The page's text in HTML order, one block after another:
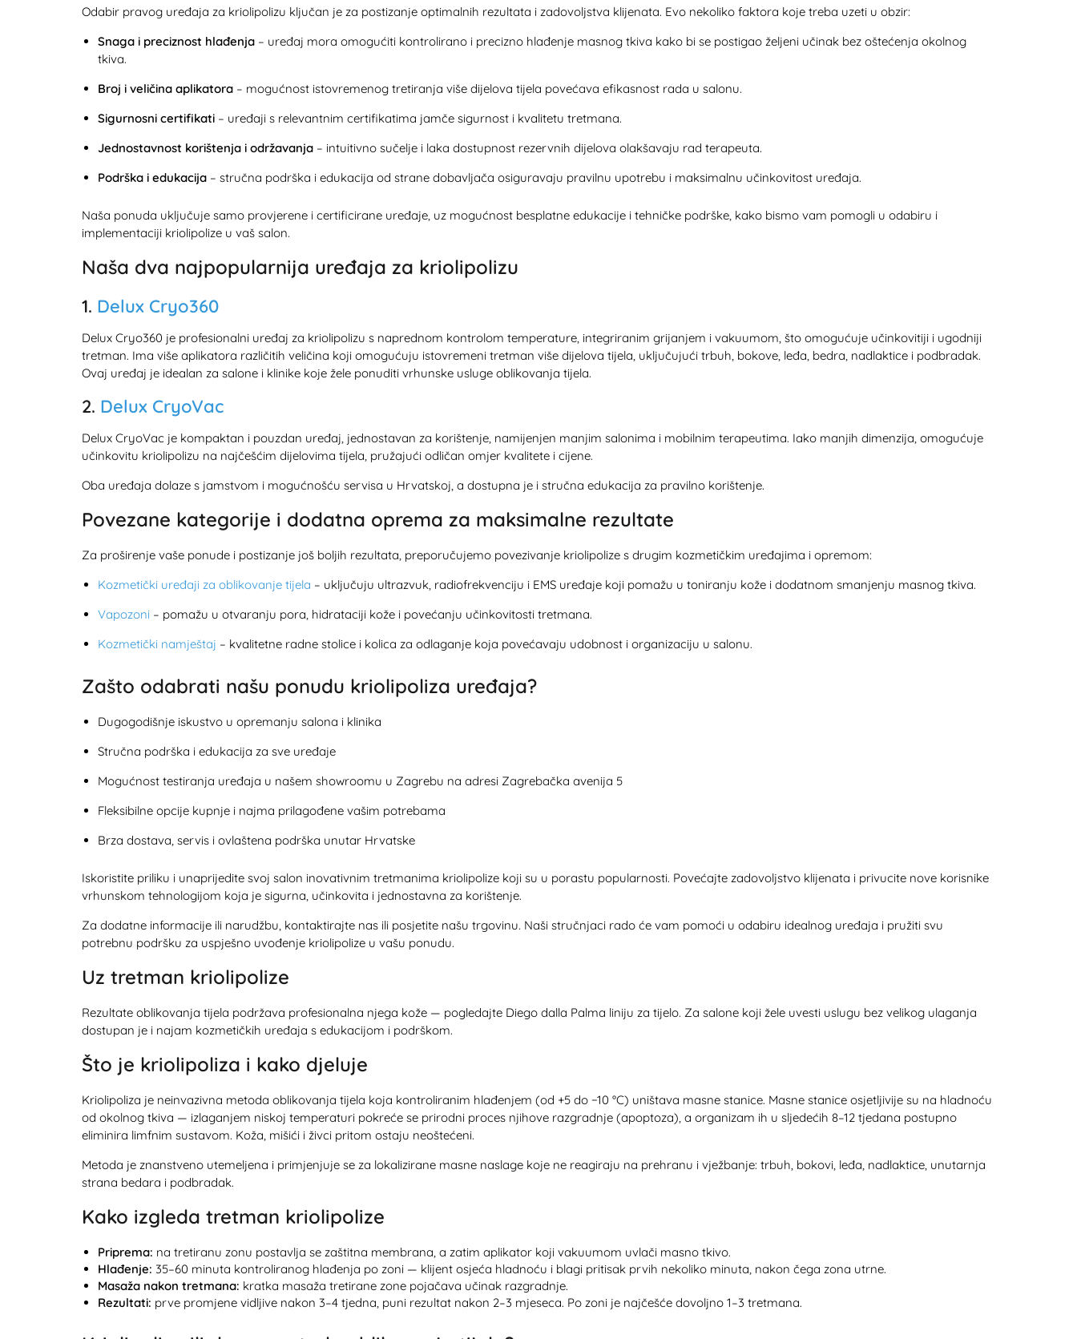
Odabir pravog uređaja za kriolipolizu ključan je za postizanje optimalnih rezultata i zadovoljstva klijenata. Evo nekoliko faktora koje treba uzeti u obzir:
Snaga i preciznost hlađenja – uređaj mora omogućiti kontrolirano i precizno hlađenje masnog tkiva kako bi se postigao željeni učinak bez oštećenja okolnog
tkiva.
Broj i veličina aplikatora – mogućnost istovremenog tretiranja više dijelova tijela povećava efikasnost rada u salonu.
Sigurnosni certifikati – uređaji s relevantnim certifikatima jamče sigurnost i kvalitetu tretmana.
Jednostavnost korištenja i održavanja – intuitivno sučelje i laka dostupnost rezervnih dijelova olakšavaju rad terapeuta.
Podrška i edukacija – stručna podrška i edukacija od strane dobavljača osiguravaju pravilnu upotrebu i maksimalnu učinkovitost uređaja.
Naša ponuda uključuje samo provjerene i certificirane uređaje, uz mogućnost besplatne edukacije i tehničke podrške, kako bismo vam pomogli u odabiru i
implementaciji kriolipolize u vaš salon.
Naša dva najpopularnija uređaja za kriolipolizu
1. Delux Cryo360
Delux Cryo360 je profesionalni uređaj za kriolipolizu s naprednom kontrolom temperature, integriranim grijanjem i vakuumom, što omogućuje učinkovitiji i ugodniji
tretman. Ima više aplikatora različitih veličina koji omogućuju istovremeni tretman više dijelova tijela, uključujući trbuh, bokove, leđa, bedra, nadlaktice i podbradak.
Ovaj uređaj je idealan za salone i klinike koje žele ponuditi vrhunske usluge oblikovanja tijela.
2. Delux CryoVac
Delux CryoVac je kompaktan i pouzdan uređaj, jednostavan za korištenje, namijenjen manjim salonima i mobilnim terapeutima. Iako manjih dimenzija, omogućuje
učinkovitu kriolipolizu na najčešćim dijelovima tijela, pružajući odličan omjer kvalitete i cijene.
Oba uređaja dolaze s jamstvom i mogućnošću servisa u Hrvatskoj, a dostupna je i stručna edukacija za pravilno korištenje.
Povezane kategorije i dodatna oprema za maksimalne rezultate
Za proširenje vaše ponude i postizanje još boljih rezultata, preporučujemo povezivanje kriolipolize s drugim kozmetičkim uređajima i opremom:
Kozmetički uređaji za oblikovanje tijela – uključuju ultrazvuk, radiofrekvenciju i EMS uređaje koji pomažu u toniranju kože i dodatnom smanjenju masnog tkiva.
Vapozoni – pomažu u otvaranju pora, hidrataciji kože i povećanju učinkovitosti tretmana.
Kozmetički namještaj – kvalitetne radne stolice i kolica za odlaganje koja povećavaju udobnost i organizaciju u salonu.
Zašto odabrati našu ponudu kriolipoliza uređaja?
Dugogodišnje iskustvo u opremanju salona i klinika
Stručna podrška i edukacija za sve uređaje
Mogućnost testiranja uređaja u našem showroomu u Zagrebu na adresi Zagrebačka avenija 5
Fleksibilne opcije kupnje i najma prilagođene vašim potrebama
Brza dostava, servis i ovlaštena podrška unutar Hrvatske
Iskoristite priliku i unaprijedite svoj salon inovativnim tretmanima kriolipolize koji su u porastu popularnosti. Povećajte zadovoljstvo klijenata i privucite nove korisnike
vrhunskom tehnologijom koja je sigurna, učinkovita i jednostavna za korištenje.
Za dodatne informacije ili narudžbu, kontaktirajte nas ili posjetite našu trgovinu. Naši stručnjaci rado će vam pomoći u odabiru idealnog uređaja i pružiti svu
potrebnu podršku za uspješno uvođenje kriolipolize u vašu ponudu.
Uz tretman kriolipolize
Rezultate oblikovanja tijela podržava profesionalna njega kože — pogledajte Diego dalla Palma liniju za tijelo. Za salone koji žele uvesti uslugu bez velikog ulaganja
dostupan je i najam kozmetičkih uređaja s edukacijom i podrškom.
Što je kriolipoliza i kako djeluje
Kriolipoliza je neinvazivna metoda oblikovanja tijela koja kontroliranim hlađenjem (od +5 do −10 °C) uništava masne stanice. Masne stanice osjetljivije su na hladnoću
od okolnog tkiva — izlaganjem niskoj temperaturi pokreće se prirodni proces njihove razgradnje (apoptoza), a organizam ih u sljedećih 8–12 tjedana postupno
eliminira limfnim sustavom. Koža, mišići i živci pritom ostaju neoštećeni.
Metoda je znanstveno utemeljena i primjenjuje se za lokalizirane masne naslage koje ne reagiraju na prehranu i vježbanje: trbuh, bokovi, leđa, nadlaktice, unutarnja
strana bedara i podbradak.
Kako izgleda tretman kriolipolize
Priprema: na tretiranu zonu postavlja se zaštitna membrana, a zatim aplikator koji vakuumom uvlači masno tkivo.
Hlađenje: 35–60 minuta kontroliranog hlađenja po zoni — klijent osjeća hladnoću i blagi pritisak prvih nekoliko minuta, nakon čega zona utrne.
Masaža nakon tretmana: kratka masaža tretirane zone pojačava učinak razgradnje.
Rezultati: prve promjene vidljive nakon 3–4 tjedna, puni rezultat nakon 2–3 mjeseca. Po zoni je najčešće dovoljno 1–3 tretmana.